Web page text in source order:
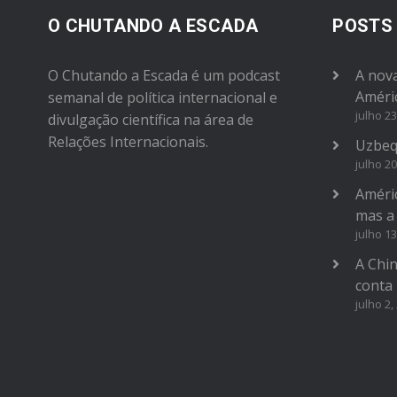
O CHUTANDO A ESCADA
O Chutando a Escada é um podcast
semanal de política internacional e
divulgação científica na área de
Relações Internacionais.
POSTS
A
julho
julho
mas
julho
A
conta
julho 2,